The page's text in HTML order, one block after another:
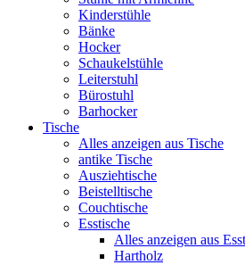
Kinderstühle
Bänke
Hocker
Schaukelstühle
Leiterstuhl
Bürostuhl
Barhocker
Tische
Alles anzeigen aus Tische
antike Tische
Ausziehtische
Beistelltische
Couchtische
Esstische
Alles anzeigen aus
Hartholz